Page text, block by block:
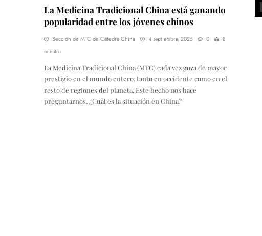
La Medicina Tradicional China está ganando
popularidad entre los jóvenes chinos
Sección de MTC de Cátedra China 4 septiembre, 2025 0
8
minutos
La Medicina Tradicional China (MTC) cada vez goza de mayor
prestigio en el mundo entero, tanto en occidente como en el
resto de regiones del planeta. Este hecho nos hace
preguntarnos, ¿Cuál es la situación en China?